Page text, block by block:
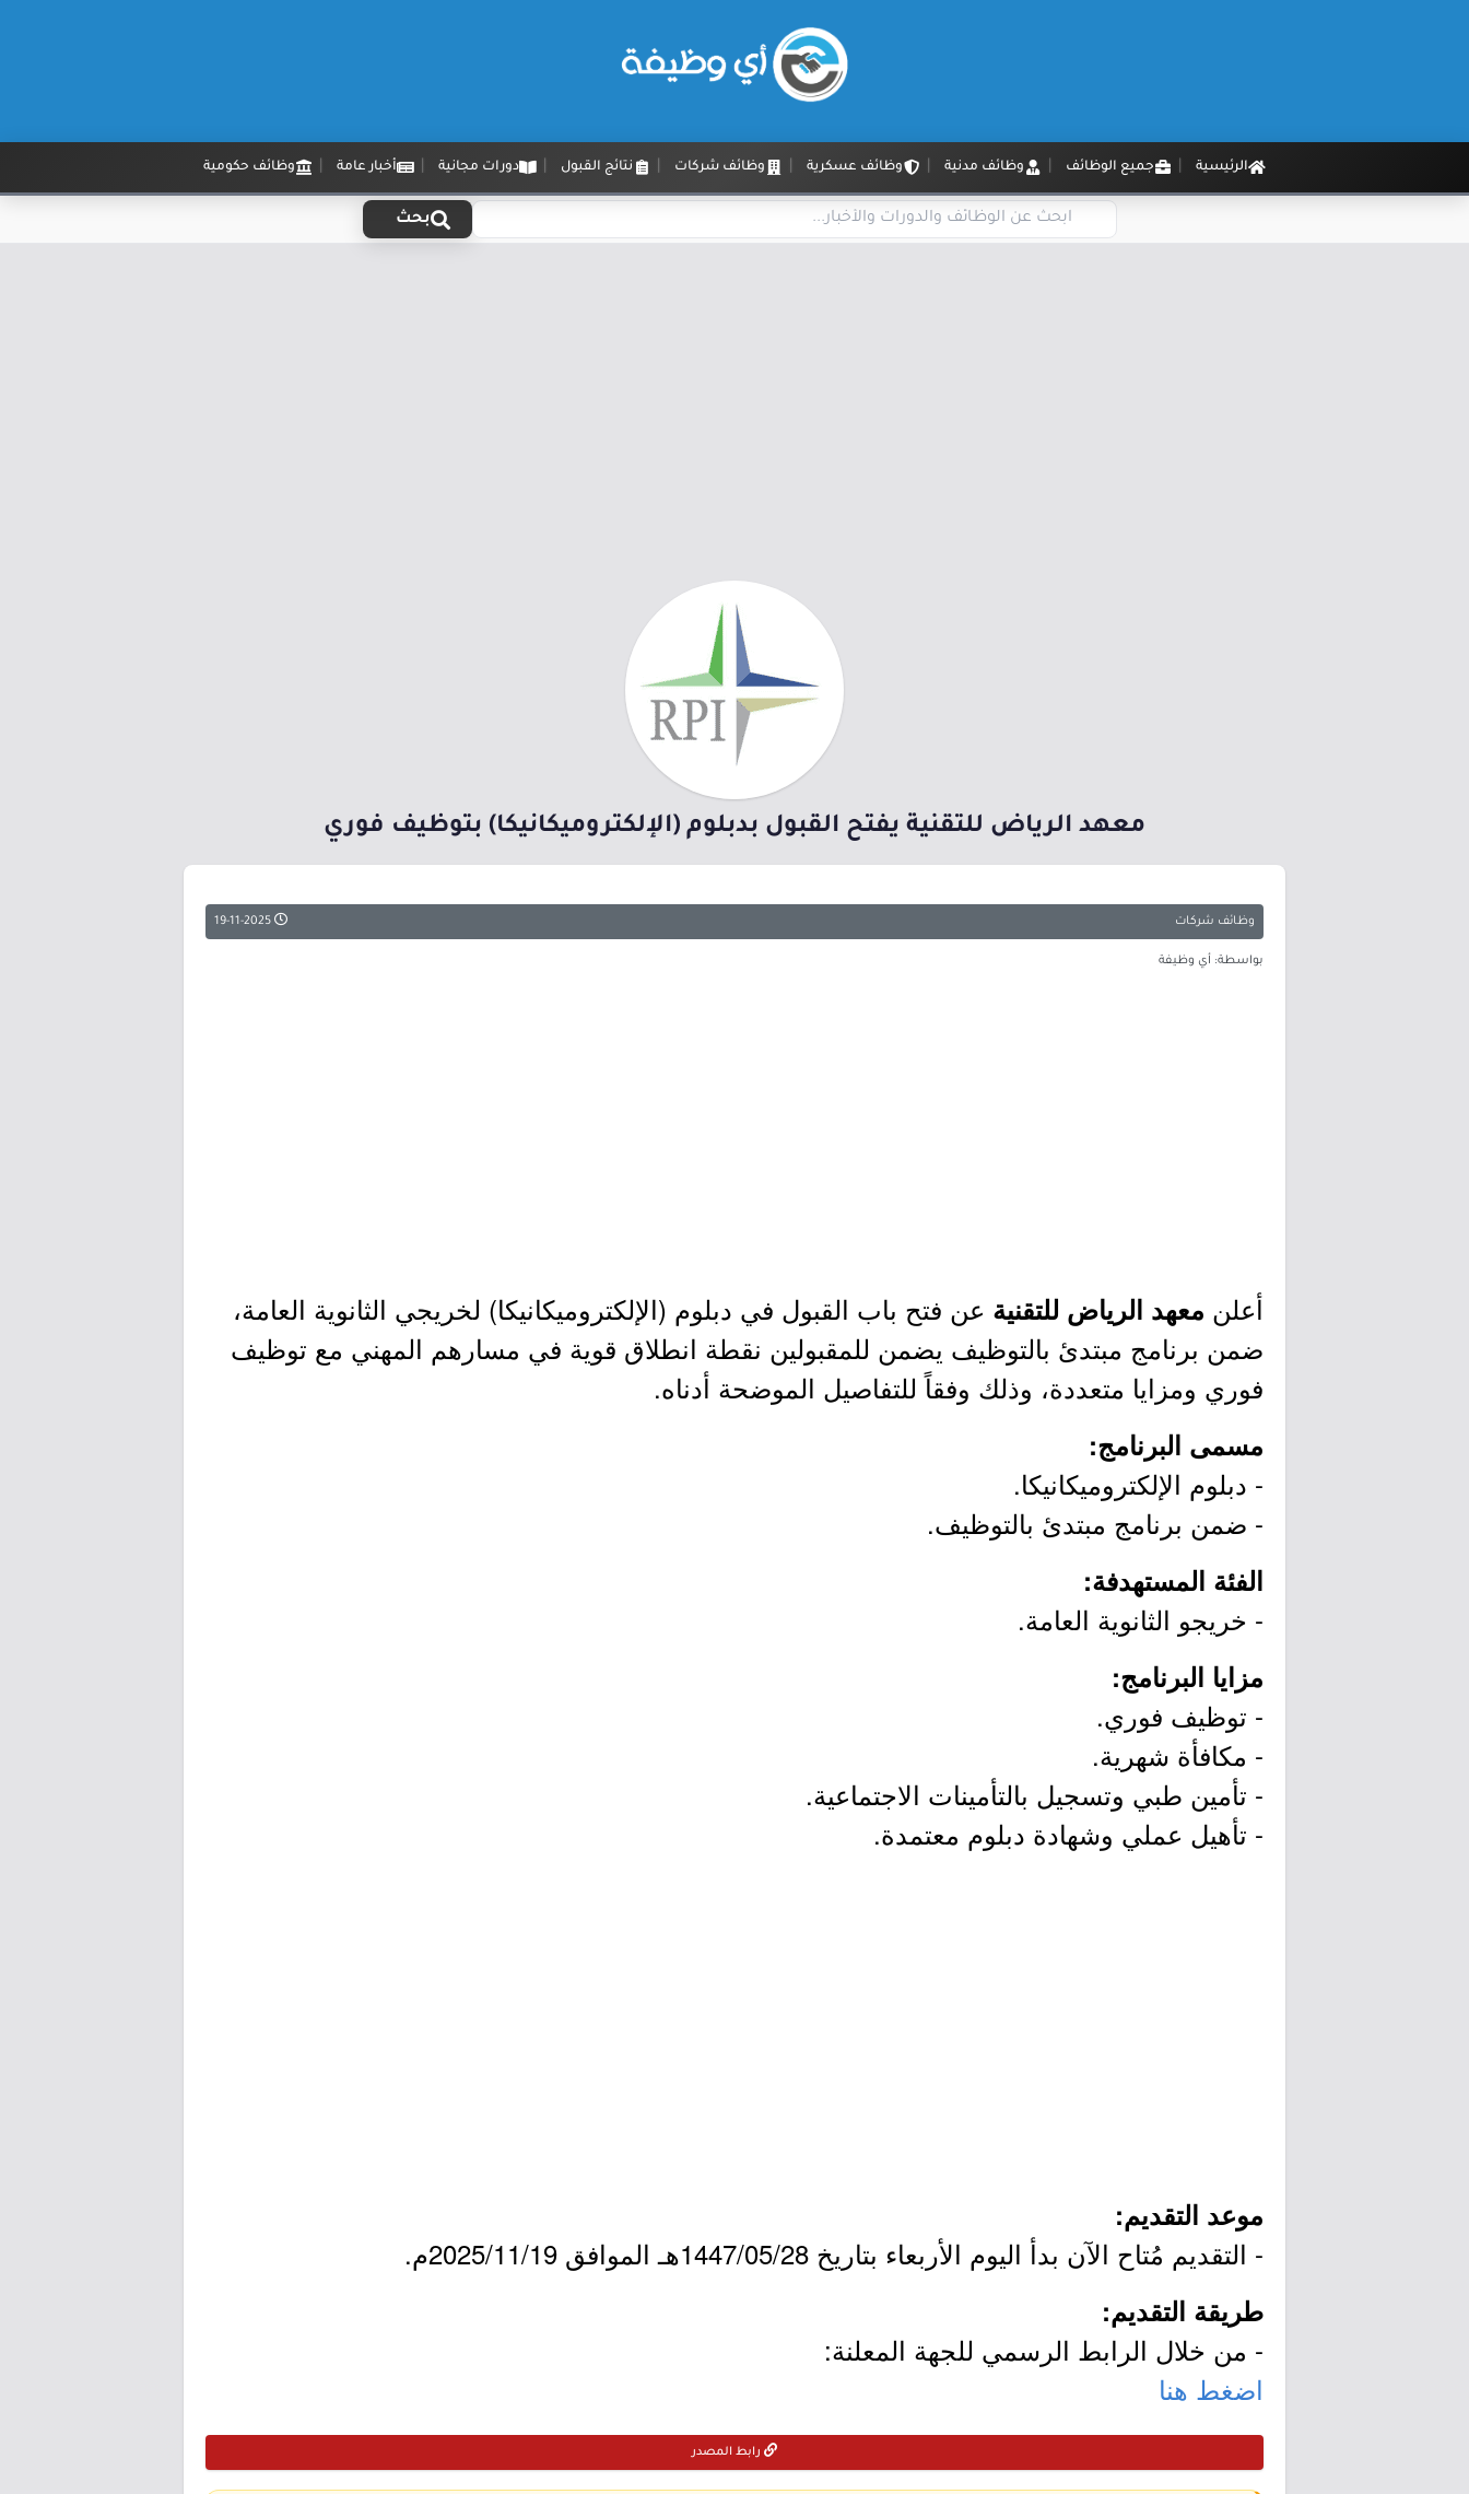
الرئيسية جميع الوظائف وظائف مدنية وظائف عسكرية وظائف شركات نتائج القبول دورات مجانية أخبار عامة وظائف حكومية
بحث
معهد الرياض للتقنية يفتح القبول بدبلوم (الإلكتروميكانيكا) بتوظيف فوري
وظائف شركات
بواسطة: أي وظيفة
أعلن معهد الرياض للتقنية عن فتح باب القبول في دبلوم (الإلكتروميكانيكا) لخريجي الثانوية العامة،
ضمن برنامج مبتدئ بالتوظيف يضمن للمقبولين نقطة انطلاق قوية في مسارهم المهني مع توظيف
فوري ومزايا متعددة، وذلك وفقاً للتفاصيل الموضحة أدناه.
مسمى البرنامج:
- دبلوم الإلكتروميكانيكا.
- ضمن برنامج مبتدئ بالتوظيف.
الفئة المستهدفة:
- خريجو الثانوية العامة.
مزايا البرنامج:
- توظيف فوري.
- مكافأة شهرية.
- تأمين طبي وتسجيل بالتأمينات الاجتماعية.
- تأهيل عملي وشهادة دبلوم معتمدة.
موعد التقديم:
- التقديم مُتاح الآن بدأ اليوم الأربعاء بتاريخ 1447/05/28هـ الموافق 2025/11/19م.
طريقة التقديم:
- من خلال الرابط الرسمي للجهة المعلنة:
اضغط هنا
رابط المصدر